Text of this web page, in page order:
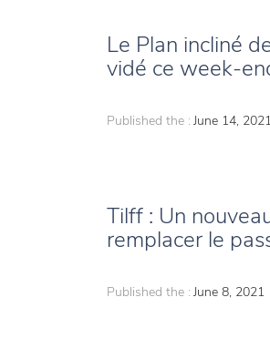
Le Plan incliné
vidé ce week-
Published the : June 14, 2021
Tilff : Un
remplacer le
Published the : June 8, 2021